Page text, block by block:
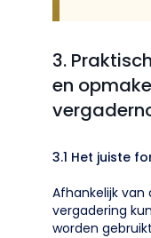
3.
en
3.1 Het juiste
Afhankelijk
vergadering
worden